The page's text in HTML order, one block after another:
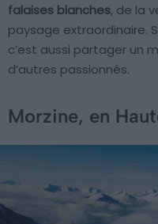
falaises blanches, de la
paysage extraordinaire.
c’est aussi partager un
d’autres passionnés.
Morzine, en